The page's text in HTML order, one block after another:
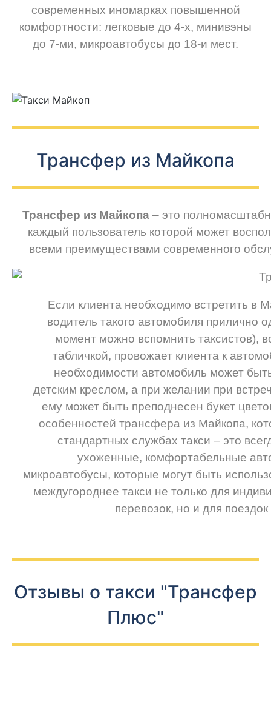
современных иномарках повышенной
комфортности: легковые до 4-х, минивэны
до 7-ми, микроавтобусы до 18-и мест.
Трансфер из Майкопа
Трансфер из Майкопа – это
каждый пользователь которой может
всеми преимуществами современного
Если клиента необходимо встретить в
водитель такого автомобиля прилично
момент можно вспомнить таксистов),
табличкой, провожает клиента к
необходимости автомобиль может
детским креслом, а при желании при
ему может быть преподнесен букет
особенностей трансфера из Майкопа,
стандартных службах такси – это
ухоженные, комфортабельные
микроавтобусы, которые могут быть
междугороднее такси не только для
перевозок, но и для поездок
Отзывы о такси "Трансфер
Плюс"